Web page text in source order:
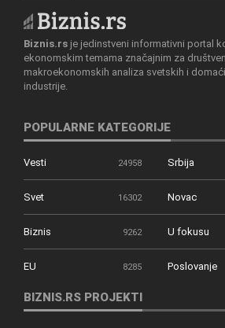
Biznis.rs je jedinstveni informativni portal
ekonomskim temama značajnim za
makroekonomskih analiza svetskih i
industrije.
POPULARNE KATEGORIJE
Vesti 24958 Srbija
Svet 16302 Novac
Biznis 9262 U fokusu
EU 8285 Poslovanje
BIZNIS.RS PROJEKTI